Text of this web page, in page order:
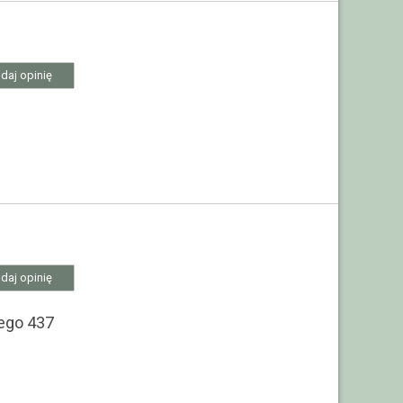
opinię
opinię
437